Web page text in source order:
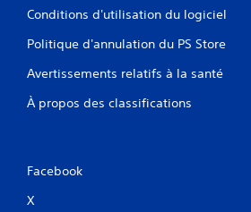
Conditions d'utilisation du logiciel
Politique d'annulation du PS Store
Avertissements relatifs à la santé
À propos des classifications
Facebook
X